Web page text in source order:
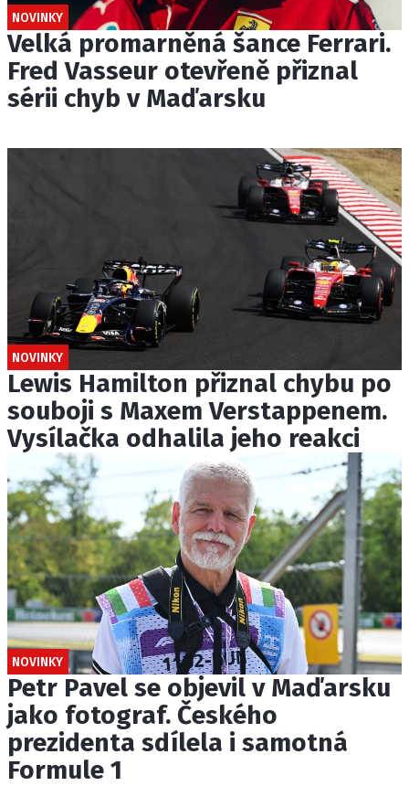
NOVINKY
Velká promarněná šance Ferrari.
Fred Vasseur otevřeně přiznal
sérii chyb v Maďarsku
NOVINKY
Lewis Hamilton přiznal chybu po
souboji s Maxem Verstappenem.
Vysílačka odhalila jeho reakci
NOVINKY
Petr Pavel se objevil v Maďarsku
jako fotograf. Českého
prezidenta sdílela i samotná
Formule 1